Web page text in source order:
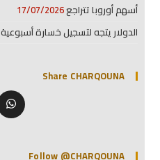
أسهم أوروبا تتراجع17/07/2026
الدولار يتجه لتسجيل خسارة أسبوعية
Share CHARQOUNA
Follow @CHARQOUNA